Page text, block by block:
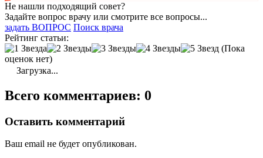
Не нашли подходящий совет?
Задайте вопрос врачу или смотрите все вопросы...
задать ВОПРОС Поиск врача
Рейтинг статьи:
(Пока
оценок нет)
Загрузка...
Всего комментариев: 0
Оставить комментарий
Ваш email не будет опубликован.